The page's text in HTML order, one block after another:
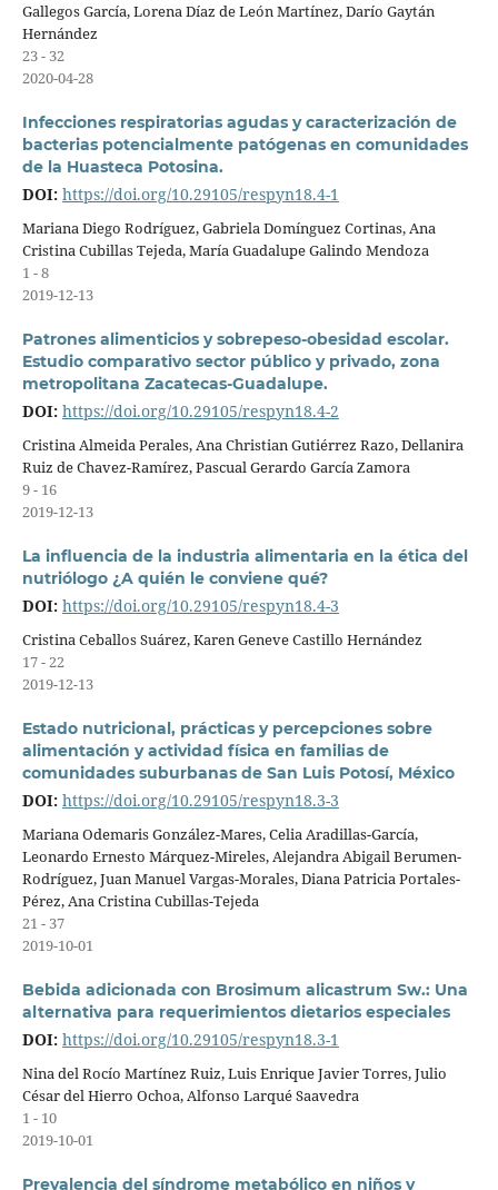
Gallegos García, Lorena Díaz de León Martínez, Darío Gaytán
Hernández
23 - 32
2020-04-28
Infecciones respiratorias agudas y caracterización de
bacterias potencialmente patógenas en comunidades
de la Huasteca Potosina.
DOI: https://doi.org/10.29105/respyn18.4-1
Mariana Diego Rodríguez, Gabriela Domínguez Cortinas, Ana
Cristina Cubillas Tejeda, María Guadalupe Galindo Mendoza
1 - 8
2019-12-13
Patrones alimenticios y sobrepeso-obesidad escolar.
Estudio comparativo sector público y privado, zona
metropolitana Zacatecas-Guadalupe.
DOI: https://doi.org/10.29105/respyn18.4-2
Cristina Almeida Perales, Ana Christian Gutiérrez Razo, Dellanira
Ruiz de Chavez-Ramírez, Pascual Gerardo García Zamora
9 - 16
2019-12-13
La influencia de la industria alimentaria en la ética del
nutriólogo ¿A quién le conviene qué?
DOI: https://doi.org/10.29105/respyn18.4-3
Cristina Ceballos Suárez, Karen Geneve Castillo Hernández
17 - 22
2019-12-13
Estado nutricional, prácticas y percepciones sobre
alimentación y actividad física en familias de
comunidades suburbanas de San Luis Potosí, México
DOI: https://doi.org/10.29105/respyn18.3-3
Mariana Odemaris González-Mares, Celia Aradillas-García,
Leonardo Ernesto Márquez-Mireles, Alejandra Abigail Berumen-
Rodríguez, Juan Manuel Vargas-Morales, Diana Patricia Portales-
Pérez, Ana Cristina Cubillas-Tejeda
21 - 37
2019-10-01
Bebida adicionada con Brosimum alicastrum Sw.: Una
alternativa para requerimientos dietarios especiales
DOI: https://doi.org/10.29105/respyn18.3-1
Nina del Rocío Martínez Ruiz, Luis Enrique Javier Torres, Julio
César del Hierro Ochoa, Alfonso Larqué Saavedra
1 - 10
2019-10-01
Prevalencia del síndrome metabólico en niños y